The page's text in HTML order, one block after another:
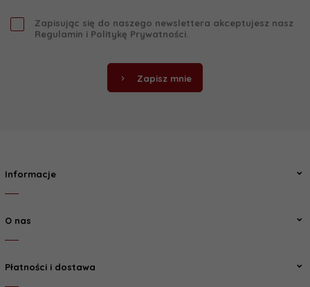
Zapisując się do naszego newslettera akceptujesz nasz
Regulamin i Politykę Prywatności.
Zapisz mnie
Informacje
O nas
Płatności i dostawa